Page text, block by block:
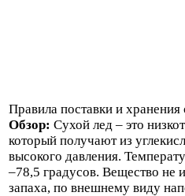
Правила поставки и хранения
Обзор: Сухой лед – это
который получают из
высокого давления.
–78,5 градусов. Вещество не
запаха, по внешнему виду